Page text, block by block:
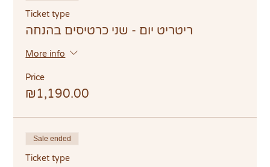
Ticket type
ריטריט יום - שני כרטיסים בהנחה
More info
Price
₪1,190.00
Sale ended
Ticket type